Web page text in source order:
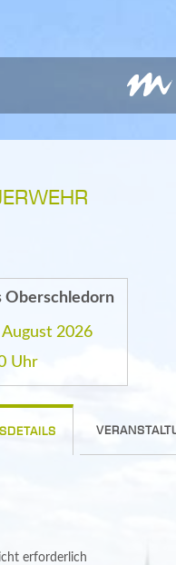
Oberschledorn
2026
Uhr
erforderlich